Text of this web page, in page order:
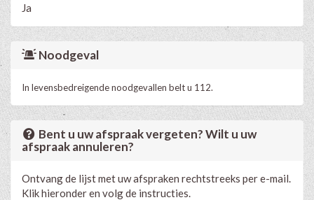
Ja
Noodgeval
In levensbedreigende noodgevallen belt u 112.
Bent u uw afspraak vergeten? Wilt u uw
afspraak annuleren?
Ontvang de lijst met uw afspraken rechtstreeks per e-mail.
Klik hieronder en volg de instructies.